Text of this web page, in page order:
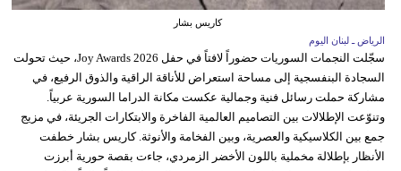
كاريس بشار
الرياض ـ لبنان اليوم
سجّلت النجمات السوريات حضوراً لافتاً في حفل Joy Awards 2026، حيث تحولت
السجادة البنفسجية إلى مساحة استعراض للأناقة الراقية والذوق الرفيع، في
مشاركة حملت رسائل فنية وجمالية عكست مكانة الدراما السورية عربياً.
وتنوّعت الإطلالات بين التصاميم العالمية الفاخرة والابتكارات الجريئة، في مزيج
جمع بين الكلاسيكية والعصرية، وبين الفخامة والأنوثة. كاريس بشار خطفت
الأنظار بإطلالة مخملية باللون الأخضر الزمردي، جاءت بقصة حورية أبرزت